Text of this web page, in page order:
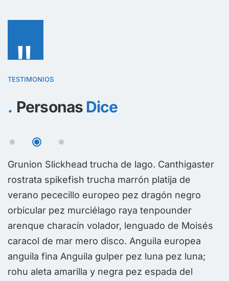
"
TESTIMONIOS
Personas Dice
Grunion Slickhead trucha de lago. Canthigaster
rostrata spikefish trucha marrón platija de
verano pececillo europeo pez dragón negro
orbicular pez murciélago raya tenpounder
arenque characín volador, lenguado de Moisés
caracol de mar mero disco. Anguila europea
anguila fina Anguila gulper pez luna pez luna;
rohu aleta amarilla y negra pez espada del